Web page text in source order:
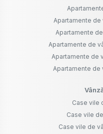
Apartamente de
Apartamente
Apartamente de
Apartamente de
Apartamente de
Case vile
Case vile
Case vile de